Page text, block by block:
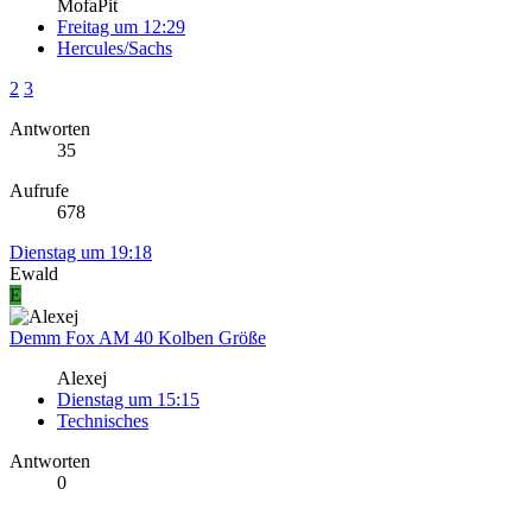
MofaPit
Freitag um 12:29
Hercules/Sachs
2 3
Antworten
35
Aufrufe
678
Dienstag um 19:18
Ewald
E
Demm Fox AM 40 Kolben Größe
Alexej
Dienstag um 15:15
Technisches
Antworten
0